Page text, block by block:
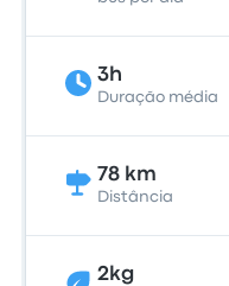
3h
Duração média
78 km
Distância
2kg